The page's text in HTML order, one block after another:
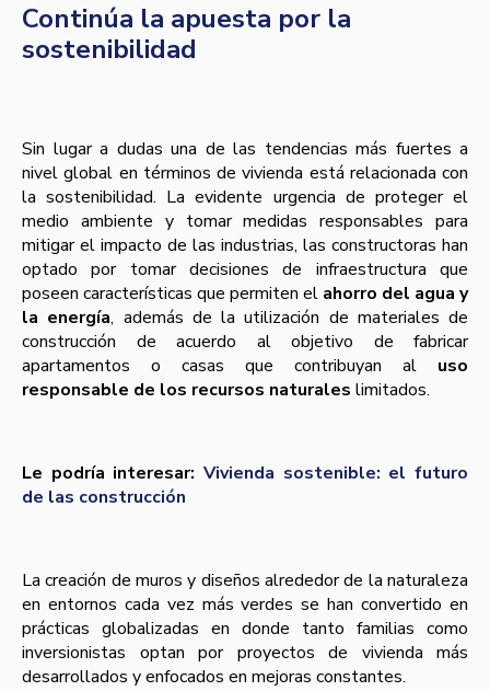
Continúa la apuesta por la
sostenibilidad
Sin lugar a dudas una de las tendencias más fuertes a
nivel global en términos de vivienda está relacionada con
la sostenibilidad. La evidente urgencia de proteger el
medio ambiente y tomar medidas responsables para
mitigar el impacto de las industrias, las constructoras han
optado por tomar decisiones de infraestructura que
poseen características que permiten el ahorro del agua y
la energía, además de la utilización de materiales de
construcción de acuerdo al objetivo de fabricar
apartamentos o casas que contribuyan al uso
responsable de los recursos naturales limitados.
Le podría interesar: Vivienda sostenible: el futuro
de las construcción
La creación de muros y diseños alrededor de la naturaleza
en entornos cada vez más verdes se han convertido en
prácticas globalizadas en donde tanto familias como
inversionistas optan por proyectos de vivienda más
desarrollados y enfocados en mejoras constantes.